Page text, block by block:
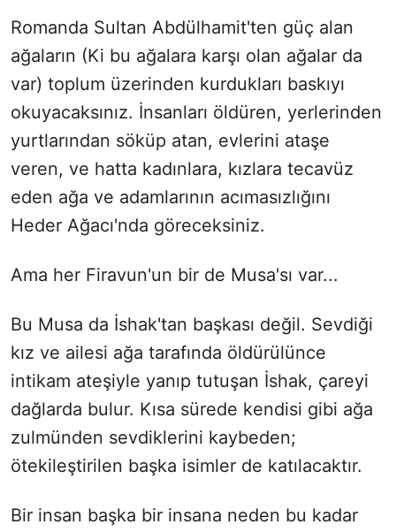
Romanda Sultan Abdülhamit'ten güç alan
ağaların (Ki bu ağalara karşı olan ağalar da
var) toplum üzerinden kurdukları baskıyı
okuyacaksınız. İnsanları öldüren, yerlerinden
yurtlarından söküp atan, evlerini ataşe
veren, ve hatta kadınlara, kızlara tecavüz
eden ağa ve adamlarının acımasızlığını
Heder Ağacı'nda göreceksiniz.
Ama her Firavun'un bir de Musa'sı var...
Bu Musa da İshak'tan başkası değil. Sevdiği
kız ve ailesi ağa tarafında öldürülünce
intikam ateşiyle yanıp tutuşan İshak, çareyi
dağlarda bulur. Kısa sürede kendisi gibi ağa
zulmünden sevdiklerini kaybeden;
ötekileştirilen başka isimler de katılacaktır.
Bir insan başka bir insana neden bu kadar